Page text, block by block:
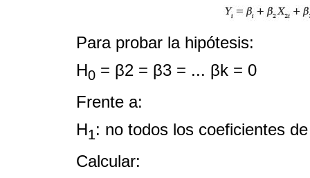
Para probar la hipótesis:
H0 = β2 = β3 = ... βk = 0
Frente a:
H1: no todos los coeficientes
Calcular: